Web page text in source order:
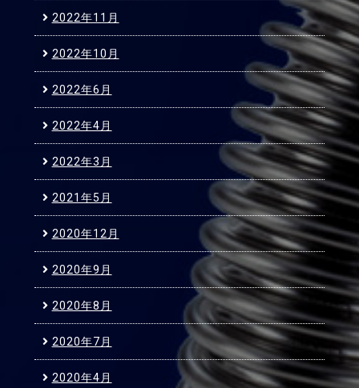
2022年11月
2022年10月
2022年6月
2022年4月
2022年3月
2021年5月
2020年12月
2020年9月
2020年8月
2020年7月
2020年4月